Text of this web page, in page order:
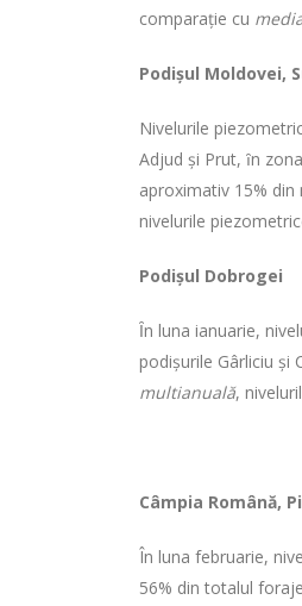
comparaţie cu
Podişul Moldovei,
Nivelurile
Adjud şi Prut, ȋn
aproximativ 15%
nivelurile
Podişul Dobrogei
Ȋn luna ianuarie,
podişurile Gârliciu şi
multianuală,
Câmpia Română,
În luna februarie,
56% din totalul